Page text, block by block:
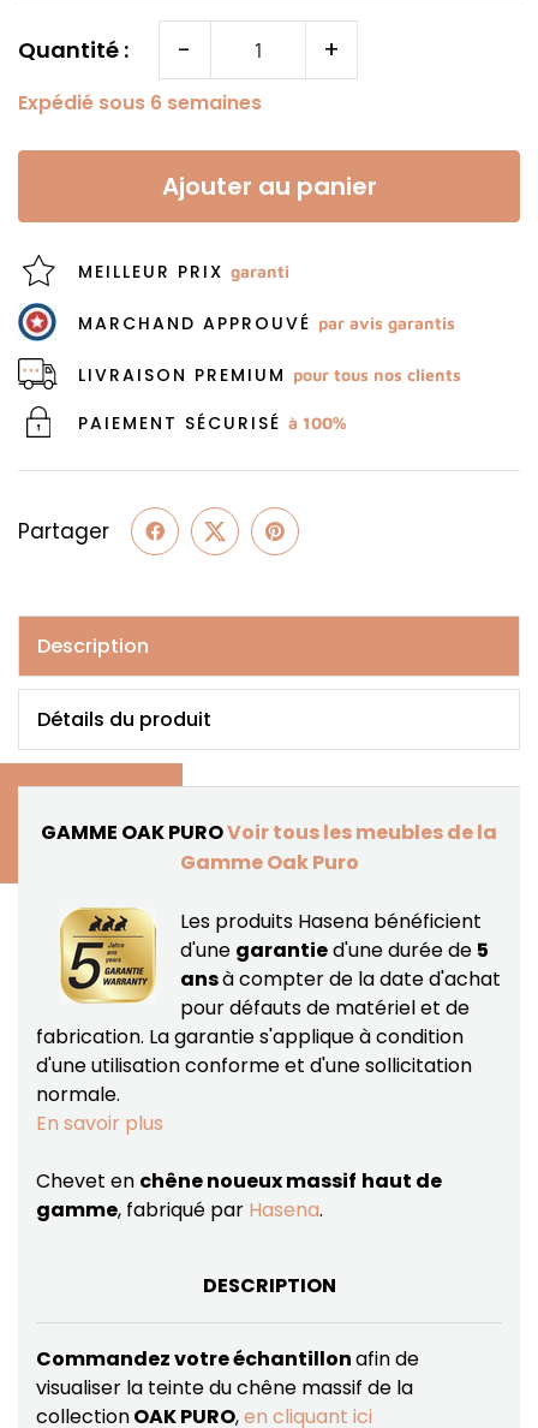
Quantité : - +
Expédié sous 6 semaines
Ajouter au panier
MEILLEUR PRIX garanti
MARCHAND APPROUVÉ par avis garantis
LIVRAISON PREMIUM pour tous nos clients
PAIEMENT SÉCURISÉ à 100%
Partager
Description
GAMME OAK PUROVoir tous les meubles de la
Gamme Oak Puro
Les produits Hasena bénéficient
d'une garantied'une durée de 5
ansà compter de la date d'achat
pour défauts de matériel et de
fabrication. La garantie s'applique à condition
d'une utilisation conforme et d'une sollicitation
normale.
En savoir plus
Chevet en chêne noueux massif haut de
gamme, fabriqué par Hasena.
DESCRIPTION
Commandez votre échantillonafin de
visualiser la teinte du chêne massif de la
collectionOAK PURO,en cliquant ici
Détails du produit